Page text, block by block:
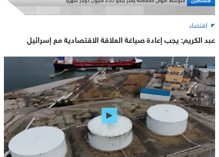
اقتصاد
عبد الكريم: يجب إعادة صياغة العلاقة الاقتصادية مع إسرائيل